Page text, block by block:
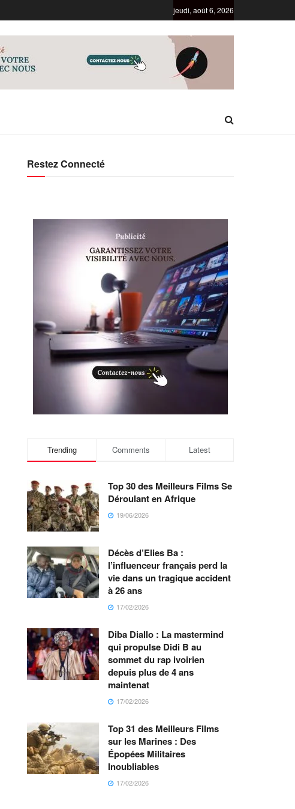
jeudi, août 6, 2026
Restez Connecté
Trending Comments Latest
Top 30 des Meilleurs Films Se
Déroulant en Afrique
19/06/2026
Décès d’Elies Ba :
l’influenceur français perd la
vie dans un tragique accident
à 26 ans
17/02/2026
Diba Diallo : La mastermind
qui propulse Didi B au
sommet du rap ivoirien
depuis plus de 4 ans
maintenat
17/02/2026
Top 31 des Meilleurs Films
sur les Marines : Des
Épopées Militaires
Inoubliables
17/02/2026